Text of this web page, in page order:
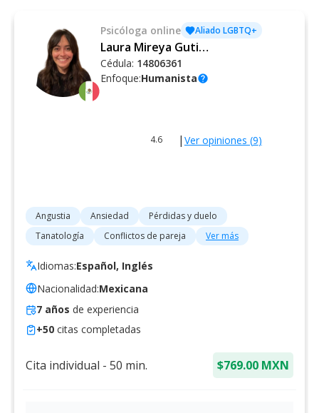
Psicóloga online Aliado LGBTQ+
Laura Mireya Gutiérrez Quintal
Cédula: 14806361
Enfoque:Humanistahelp
4.6 | Ver opiniones (9)
Angustia Ansiedad
Pérdidas y duelo
Tanatología
Conflictos de pareja Ver más
Idiomas:Español, Inglés
Nacionalidad:Mexicana
7 años de experiencia
+50 citas completadas
Cita individual - 50 min. $769.00 MXN